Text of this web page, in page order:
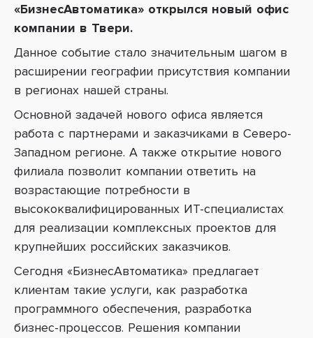
«БизнесАвтоматика» открылся новый офис
компании в Твери.
Данное событие стало значительным шагом в
расширении географии присутствия компании
в регионах нашей страны.
Основной задачей нового офиса является
работа с партнерами и заказчиками в Северо-
Западном регионе. А также открытие нового
филиала позволит компании ответить на
возрастающие потребности в
высококвалифицированных ИТ-специалистах
для реализации комплексных проектов для
крупнейших российских заказчиков.
Сегодня «БизнесАвтоматика» предлагает
клиентам такие услуги, как разработка
программного обеспечения, разработка
бизнес-процессов. Решения компании